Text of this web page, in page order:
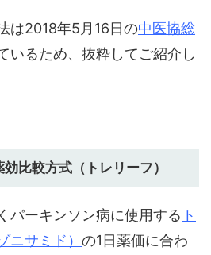
は2018年5月16日の中医協総
いるため、抜粋してご紹介し
比較方式（トレリーフ）
パーキンソン病に使用する ト
ニサミド） の1日薬価に合わ